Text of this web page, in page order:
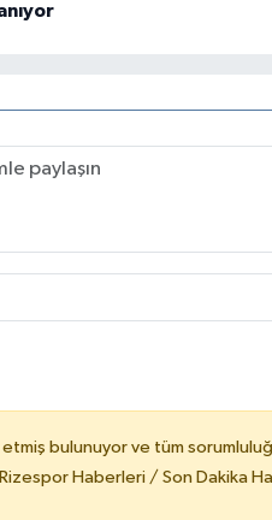
etmiş bulunuyor ve tüm
Haberleri / Son Dakika